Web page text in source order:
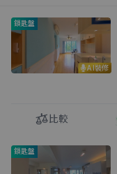
AI裝修
鎖匙盤
比較
鎖匙盤